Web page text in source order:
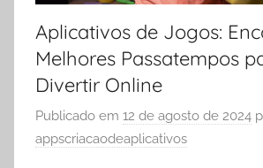
Aplicativos de Jogos:
Melhores Passatempos
Divertir Online
Publicado em 12 de agosto de 2024
appscriacaodeaplicativos